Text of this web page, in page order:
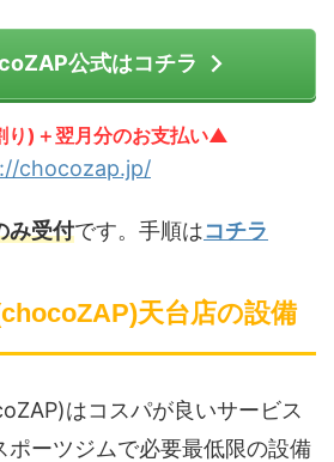
公式はコチラ
)＋翌月分のお支払い▲
chocozap.jp/
み受付です。手順はコチラ
天台店の設備
はコスパが良いサービス
ポーツジムで必要最低限の設備